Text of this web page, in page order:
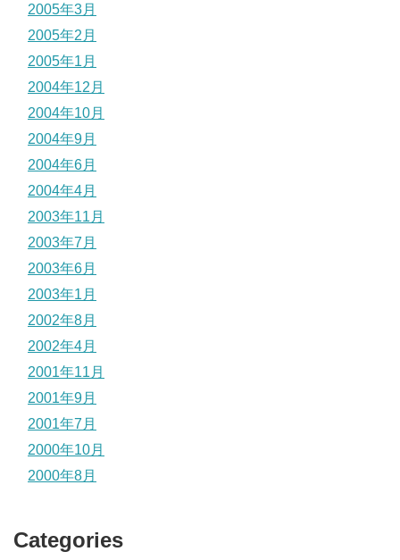
2005年3月
2005年2月
2005年1月
2004年12月
2004年10月
2004年9月
2004年6月
2004年4月
2003年11月
2003年7月
2003年6月
2003年1月
2002年8月
2002年4月
2001年11月
2001年9月
2001年7月
2000年10月
2000年8月
Categories